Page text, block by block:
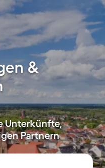
&
Unterkünfte,
Partnern